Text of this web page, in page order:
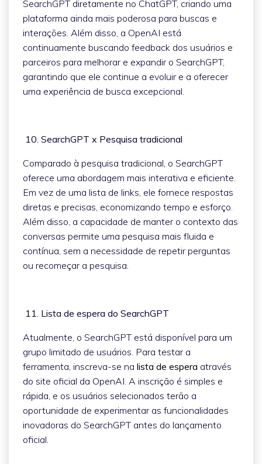
SearchGPT diretamente no ChatGPT, criando uma
plataforma ainda mais poderosa para buscas e
interações. Além disso, a OpenAI está
continuamente buscando feedback dos usuários e
parceiros para melhorar e expandir o SearchGPT,
garantindo que ele continue a evoluir e a oferecer
uma experiência de busca excepcional.
10. SearchGPT x Pesquisa tradicional
Comparado à pesquisa tradicional, o SearchGPT
oferece uma abordagem mais interativa e eficiente.
Em vez de uma lista de links, ele fornece respostas
diretas e precisas, economizando tempo e esforço.
Além disso, a capacidade de manter o contexto das
conversas permite uma pesquisa mais fluida e
contínua, sem a necessidade de repetir perguntas
ou recomeçar a pesquisa.
11. Lista de espera do SearchGPT
Atualmente, o SearchGPT está disponível para um
grupo limitado de usuários. Para testar a
ferramenta, inscreva-se na lista de espera através
do site oficial da OpenAI. A inscrição é simples e
rápida, e os usuários selecionados terão a
oportunidade de experimentar as funcionalidades
inovadoras do SearchGPT antes do lançamento
oficial.